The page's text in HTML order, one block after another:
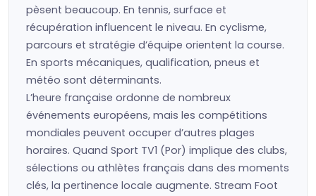
pèsent beaucoup. En tennis, surface et
récupération influencent le niveau. En cyclisme,
parcours et stratégie d’équipe orientent la course.
En sports mécaniques, qualification, pneus et
météo sont déterminants.
L’heure française ordonne de nombreux
événements européens, mais les compétitions
mondiales peuvent occuper d’autres plages
horaires. Quand Sport TV1 (Por) implique des clubs,
sélections ou athlètes français dans des moments
clés, la pertinence locale augmente. Stream Foot